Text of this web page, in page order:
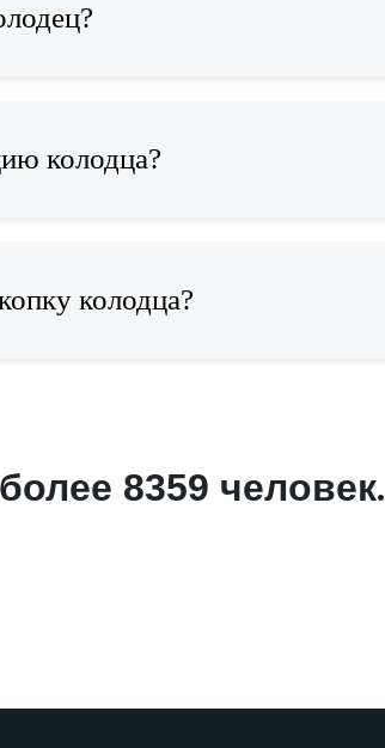
колодца?
колодца?
более 8359 человек.